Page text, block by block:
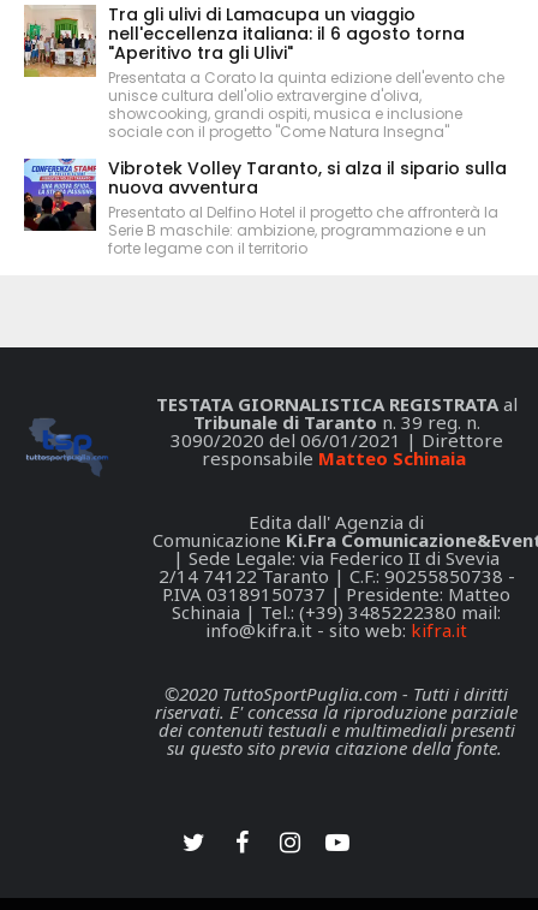
Tra gli ulivi di Lamacupa un viaggio
nell'eccellenza italiana: il 6 agosto torna
"Aperitivo tra gli Ulivi"
Presentata a Corato la quinta edizione dell'evento che
unisce cultura dell'olio extravergine d'oliva,
showcooking, grandi ospiti, musica e inclusione
sociale con il progetto "Come Natura Insegna"
Vibrotek Volley Taranto, si alza il sipario sulla
nuova avventura
Presentato al Delfino Hotel il progetto che affronterà la
Serie B maschile: ambizione, programmazione e un
forte legame con il territorio
TESTATA GIORNALISTICA REGISTRATAal
Tribunale di Taranto n. 39 reg. n.
3090/2020 del 06/01/2021 | Direttore
responsabile Matteo Schinaia
Edita dall' Agenzia di
Comunicazione Ki.Fra
| Sede Legale: via Federico II di Svevia
2/14 74122 Taranto | C.F.: 90255850738 -
P.IVA 03189150737 | Presidente: Matteo
Schinaia | Tel.: (+39) 3485222380 mail:
info@kifra.it - sito web: kifra.it
©2020 TuttoSportPuglia.com - Tutti i diritti
riservati. E' concessa la riproduzione parziale
dei contenuti testuali e multimediali presenti
su questo sito previa citazione della fonte.